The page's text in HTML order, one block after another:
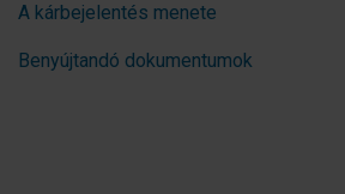
A kárbejelentés menete
Benyújtandó dokumentumok